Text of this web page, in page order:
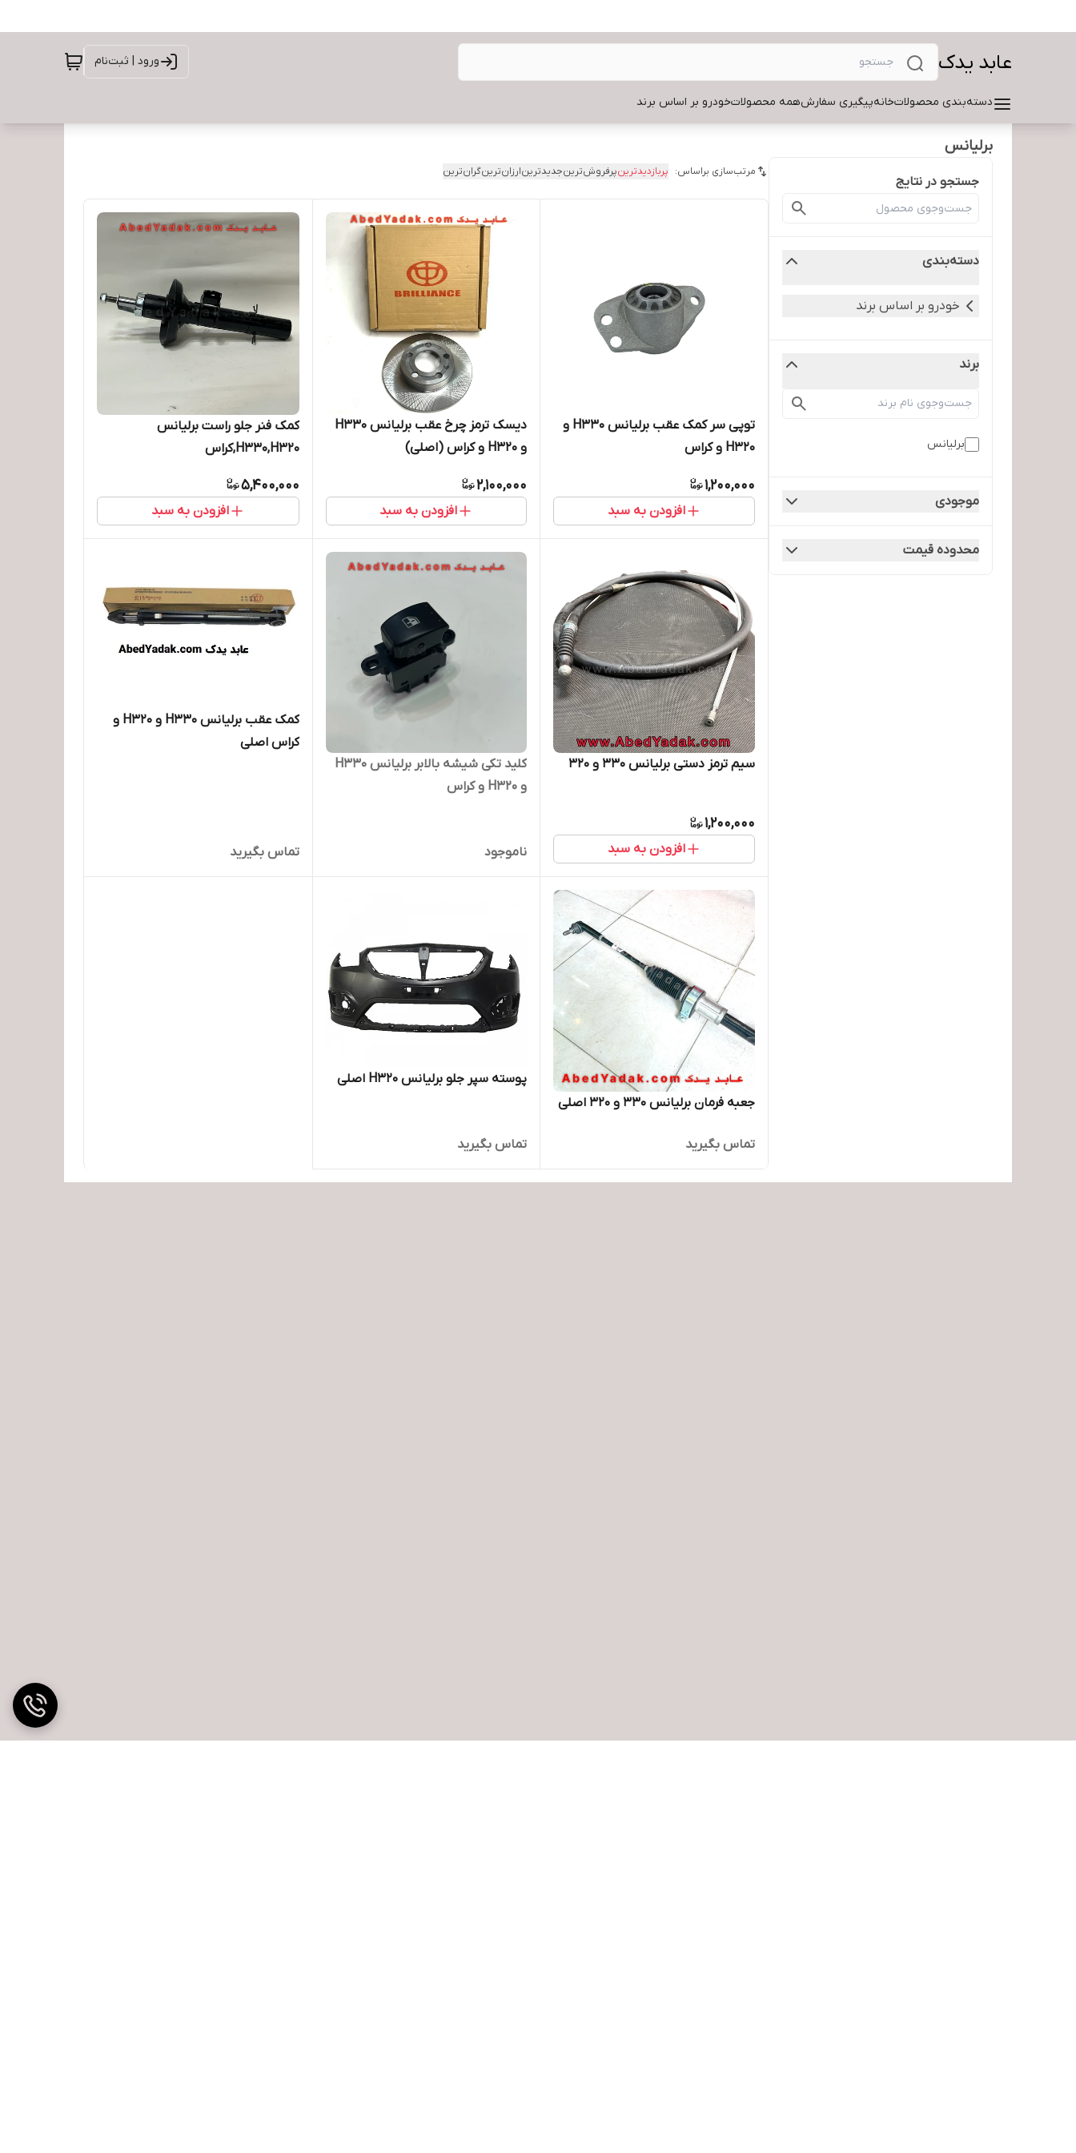
عابد یدک ورود | ثبت‌نام
دسته‌بندی محصولاتخانهپیگیری سفارشهمه محصولاتخودرو بر اساس برند
برلیانس
جستجو در نتایج
دسته‌بندی
خودرو بر اساس برند
برند
برلیانس
موجودی
محدوده قیمت
مرتب‌سازی براساس: پربازدیدترینپرفروش‌ترینجدیدترینارزان‌ترینگران‌ترین
توپی سر کمک عقب برلیانس H330 و
H320 و کراس
1,200,000
افزودن به سبد
دیسک ترمز چرخ عقب برلیانس H330
و H320 و کراس (اصلی)
2,100,000
افزودن به سبد
کمک فنر جلو راست برلیانس
H330,H320,کراس
5,400,000
افزودن به سبد
سیم ترمز دستی برلیانس ۳۳۰ و ۳۲۰
1,200,000
افزودن به سبد
کلید تکی شیشه بالابر برلیانس H330
و H320 و کراس
ناموجود
کمک عقب برلیانس H330 و H320 و
کراس اصلی
تماس بگیرید
جعبه فرمان برلیانس ۳۳۰ و ۳۲۰ اصلی
تماس بگیرید
پوسته سپر جلو برلیانس H320 اصلی
تماس بگیرید